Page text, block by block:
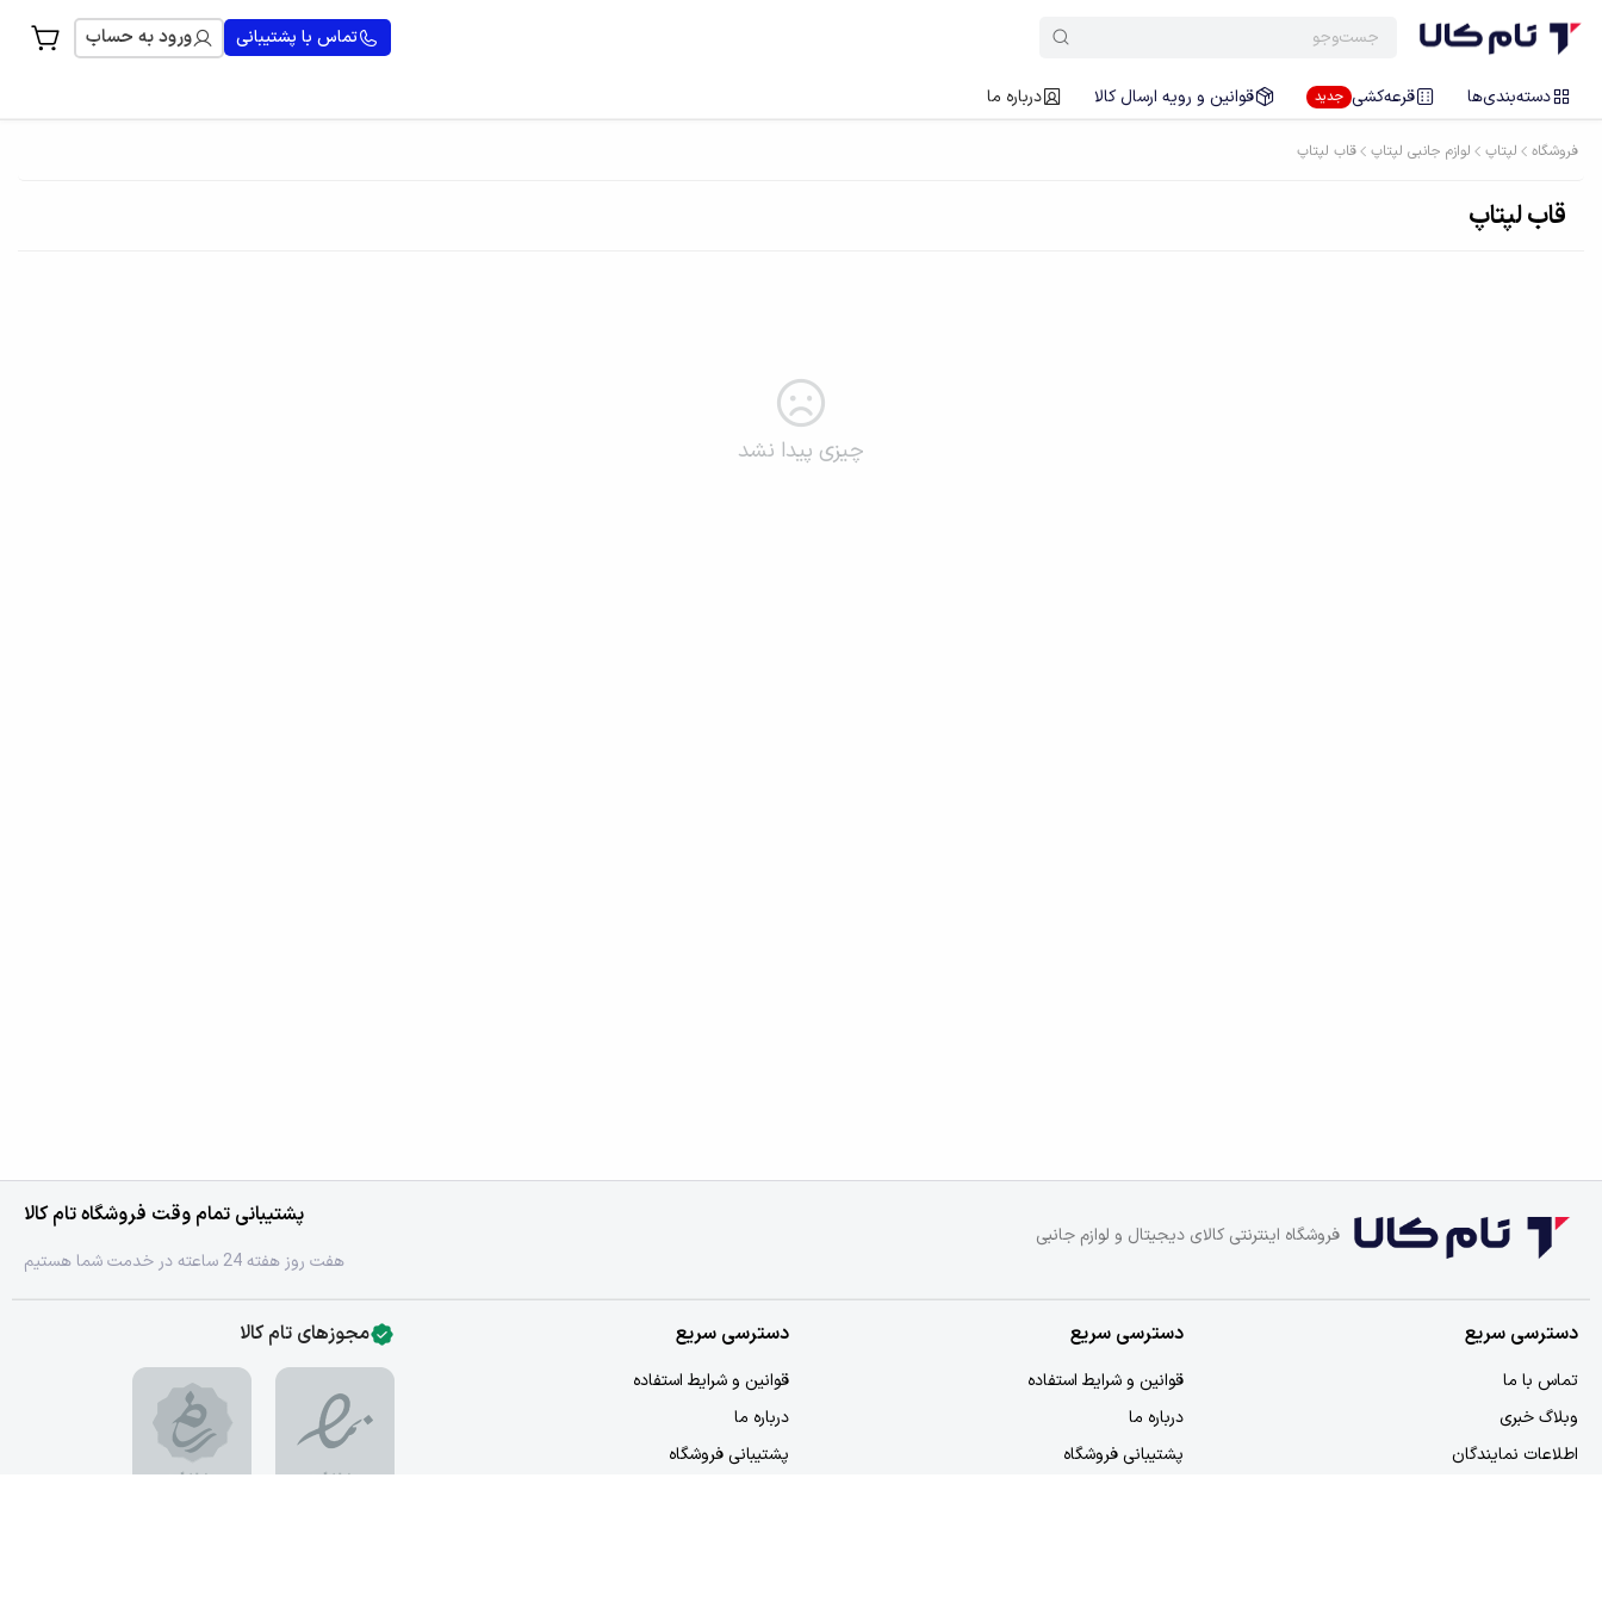
تماس با پشتیبانی ورود به حساب
دسته‌بندی‌ها قرعه‌کشی جدید قوانین و رویه ارسال کالا درباره ما
قاب لپتاپ لوازم جانبی لپتاپ لپتاپ فروشگاه
قاب لپتاپ
چیزی پیدا نشد
فروشگاه اینترنتی کالای دیجیتال و لوازم جانبی
پشتیبانی تمام وقت فروشگاه تام کالا
هفت روز هفته 24 ساعته در خدمت شما هستیم
دسترسی سریع
تماس با ما
وبلاگ خبری
اطلاعات نمایندگان
دسترسی سریع
قوانین و شرایط استفاده
درباره ما
پشتیبانی فروشگاه
دسترسی سریع
قوانین و شرایط استفاده
درباره ما
پشتیبانی فروشگاه
مجوزهای تام کالا